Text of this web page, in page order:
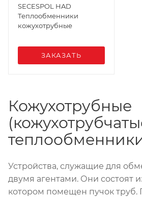
SECESPOL HAD
Теплообменники
кожухотрубные
ЗАКАЗАТЬ
Кожухотрубные
Устройства, служащие для
двумя агентами. Они состоят
котором помещен пучок труб.